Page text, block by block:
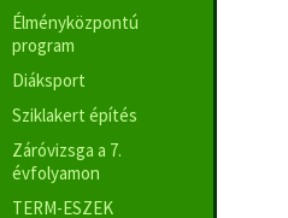
Élményközpontú
program
Diáksport
Sziklakert építés
Záróvizsga a 7.
évfolyamon
TERM-ESZEK